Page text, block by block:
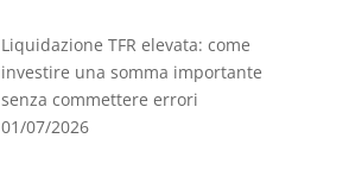
Liquidazione TFR elevata: come
investire una somma importante
senza commettere errori
01/07/2026